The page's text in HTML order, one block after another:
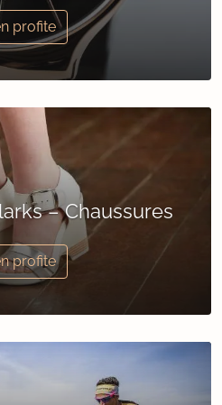
profite
– Chaussures
profite